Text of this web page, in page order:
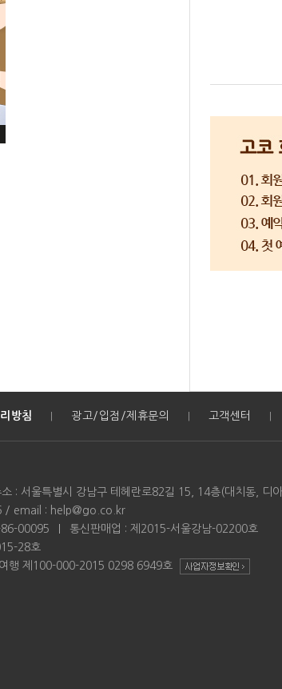
방침 광고/입점/제휴문의 고객센터
소 : 서울특별시 강남구 테헤란로82길 15, 14층(대치동, 디
/ email : help@go.co.kr
86-00095
통신판매업 : 제2015-서울강남-02200호
28호
행 제100-000-2015 0298 6949호